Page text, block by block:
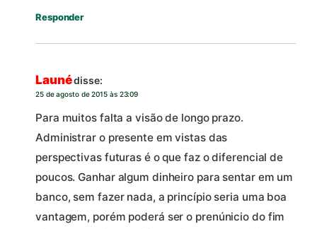
Responder
Launédisse:
25 de agosto de 2015 às 23:09
Para muitos falta a visão de longo prazo.
Administrar o presente em vistas das
perspectivas futuras é o que faz o diferencial de
poucos. Ganhar algum dinheiro para sentar em um
banco, sem fazer nada, a princípio seria uma boa
vantagem, porém poderá ser o prenúnicio do fim